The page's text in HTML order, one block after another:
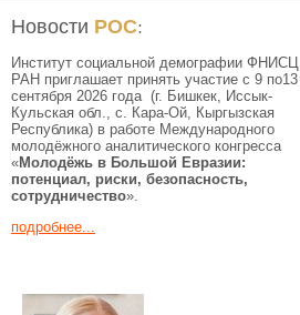
Новости РОС:
Институт социальной демографии ФНИСЦ
РАН приглашает принять участие с 9 по13
сентября 2026 года (г. Бишкек, Иссык-
Кульская обл., c. Кара-Ой, Кыргызская
Республика) в работе Международного
молодёжного аналитического конгресса
«Молодёжь в Большой Евразии:
потенциал, риски, безопасность,
сотрудничество».
подробнее...